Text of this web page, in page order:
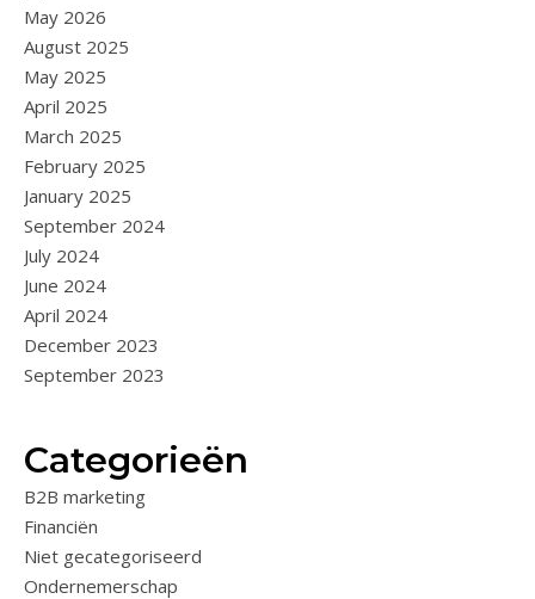
May 2026
August 2025
May 2025
April 2025
March 2025
February 2025
January 2025
September 2024
July 2024
June 2024
April 2024
December 2023
September 2023
Categorieën
B2B marketing
Financiën
Niet gecategoriseerd
Ondernemerschap